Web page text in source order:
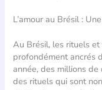
L’amour au Brésil :
Au Brésil, les rituels
profondément ancrés
année, des millions
des rituels qui sont